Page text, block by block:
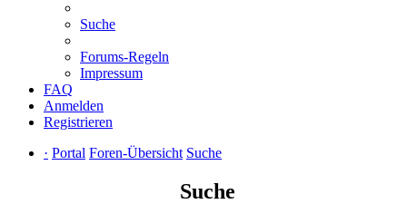
Suche
Forums-Regeln
Impressum
FAQ
Anmelden
Registrieren
· Portal Foren-Übersicht Suche
Suche